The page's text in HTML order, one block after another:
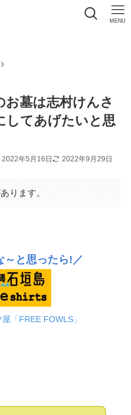
MENU
お墓は志村けんさ
してあげたいと思
2022年5月16日 2022年9月29日
ります。
～と思ったら!／
「FREE FOWLS」